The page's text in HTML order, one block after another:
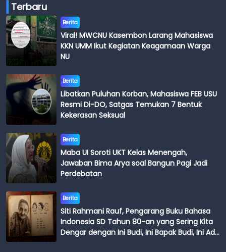
Terbaru
Berita
Viral! MWCNU Kasembon Larang Mahasiswa
KKN UMM Ikut Kegiatan Keagamaan Warga
NU
Berita
Libatkan Puluhan Korban, Mahasiswa FEB USU
Resmi Di-DO, Satgas Temukan 7 Bentuk
Kekerasan Seksual
Berita
Maba UI Soroti UKT Kelas Menengah,
Jawaban Bima Arya soal Bangun Pagi Jadi
Perdebatan
Berita
Siti Rahmani Rauf, Pengarang Buku Bahasa
Indonesia SD Tahun 80-an yang Sering Kita
Dengar dengan Ini Budi, Ini Bapak Budi, Ini Adik